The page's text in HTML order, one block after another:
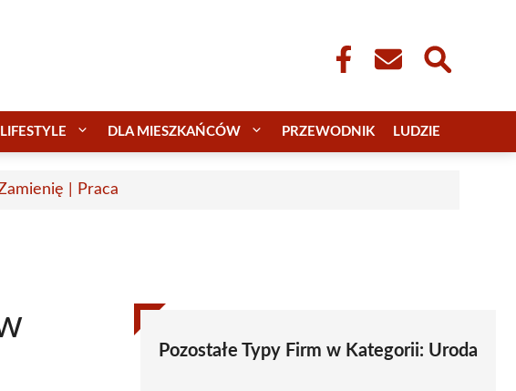
LIFESTYLE DLA MIESZKAŃCÓW PRZEWODNIK LUDZIE
| Praca
Pozostałe Typy Firm w Kategorii: Uroda